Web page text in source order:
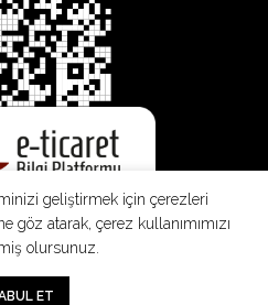
geliştirmek için çerezleri
göz atarak, çerez kullanımımızı
olursunuz.
ET